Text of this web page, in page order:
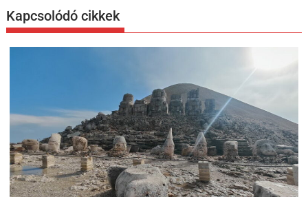
Kapcsolódó cikkek